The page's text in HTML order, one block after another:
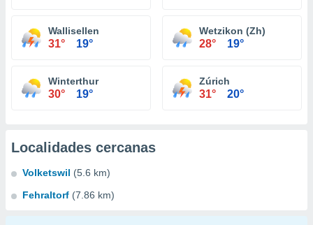
Wallisellen
31° 19°
Wetzikon (Zh)
28° 19°
Winterthur
30° 19°
Zúrich
31° 20°
Localidades cercanas
Volketswil (5.6 km)
Fehraltorf (7.86 km)